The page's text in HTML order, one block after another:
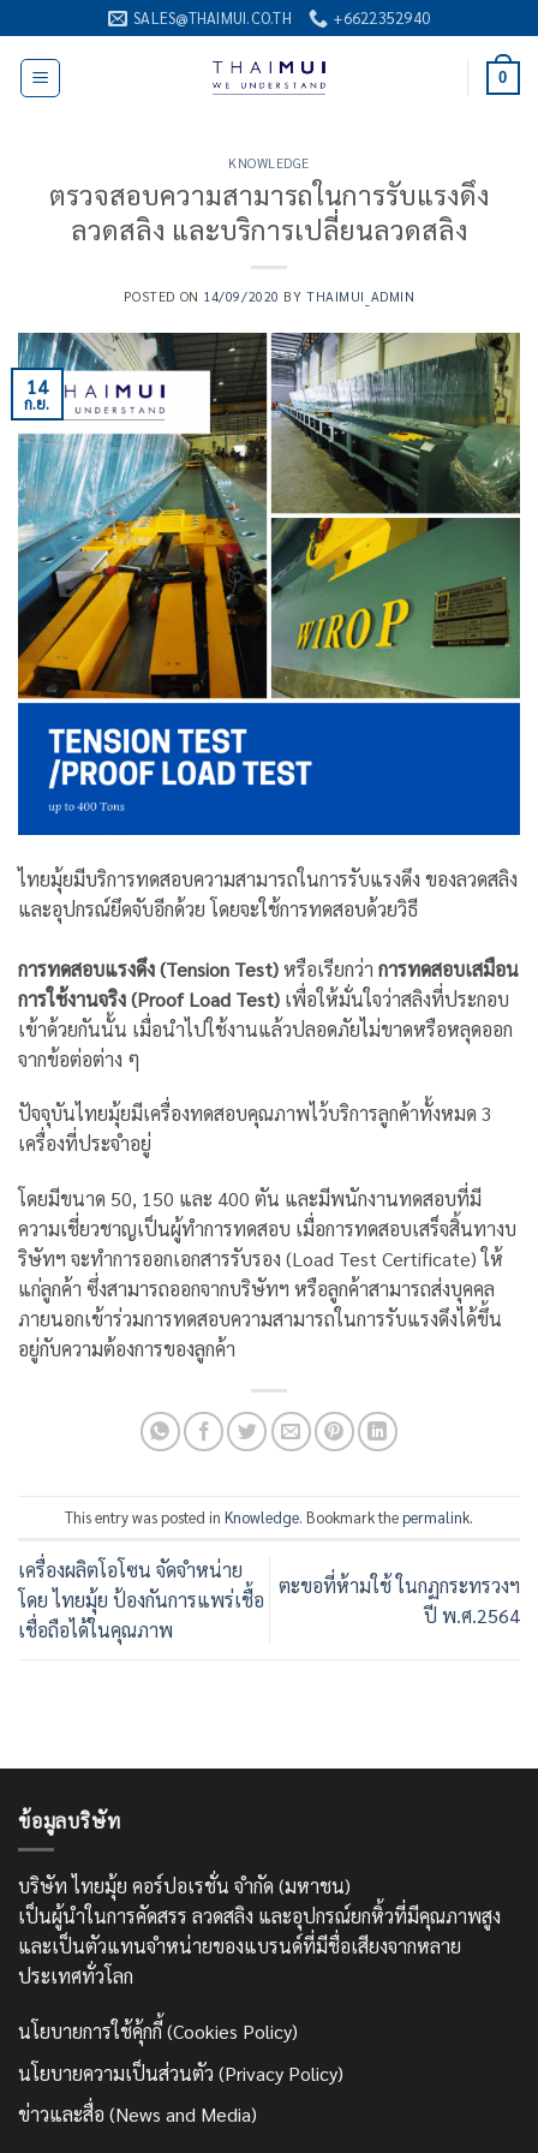
ไป
เนื้อหา
SALES@THAIMUI.CO.TH +6622352940
0
KNOWLEDGE
ตรวจสอบความสามารถในการรับแรงดึง
ลวดสลิง และบริการเปลี่ยนลวดสลิง
POSTED ON 14/09/2020 BYTHAIMUI_ADMIN
14
ก.ย.
ไทยมุ้ยมีบริการทดสอบความสามารถในการรับแรงดึง ของลวดสลิง
และอุปกรณ์ยึดจับอีกด้วย โดยจะใช้การทดสอบด้วยวิธี
การทดสอบแรงดึง (Tension Test)หรือเรียกว่า การทดสอบเสมือน
การใช้งานจริง (Proof Load Test) เพื่อให้มั่นใจว่าสลิงที่ประกอบ
เข้าด้วยกันนั้น เมื่อนำไปใช้งานแล้วปลอดภัยไม่ขาดหรือหลุดออก
จากข้อต่อต่าง ๆ
ปัจจุบันไทยมุ้ยมีเครื่องทดสอบคุณภาพไว้บริการลูกค้าทั้งหมด 3
เครื่องที่ประจำอยู่
โดยมีขนาด 50, 150 และ 400 ตัน และมีพนักงานทดสอบที่มี
ความเชี่ยวชาญเป็นผู้ทำการทดสอบ เมื่อการทดสอบเสร็จสิ้นทางบ
ริษัทฯ จะทำการออกเอกสารรับรอง (Load Test Certificate) ให้
แก่ลูกค้า ซึ่งสามารถออกจากบริษัทฯ หรือลูกค้าสามารถส่งบุคคล
ภายนอกเข้าร่วมการทดสอบความสามารถในการรับแรงดึงได้ขึ้น
อยู่กับความต้องการของลูกค้า
This entry was posted in Knowledge. Bookmark thepermalink.
เครื่องผลิตโอโซน จัดจำหน่าย
โดย ไทยมุ้ย ป้องกันการแพร่เชื้อ
เชื่อถือได้ในคุณภาพ
ตะขอที่ห้ามใช้ ในกฏกระทรวงฯ
ปี พ.ศ.2564
ข้อมูลบริษัท
บริษัท ไทยมุ้ย คอร์ปอเรชั่น จำกัด (มหาชน)
เป็นผู้นำในการคัดสรร ลวดสลิง และอุปกรณ์ยกหิ้วที่มีคุณภาพสูง
และเป็นตัวแทนจำหน่ายของแบรนด์ที่มีชื่อเสียงจากหลาย
ประเทศทั่วโลก
นโยบายการใช้คุ้กกี้ (Cookies Policy)
นโยบายความเป็นส่วนตัว (Privacy Policy)
ข่าวและสื่อ (News and Media)